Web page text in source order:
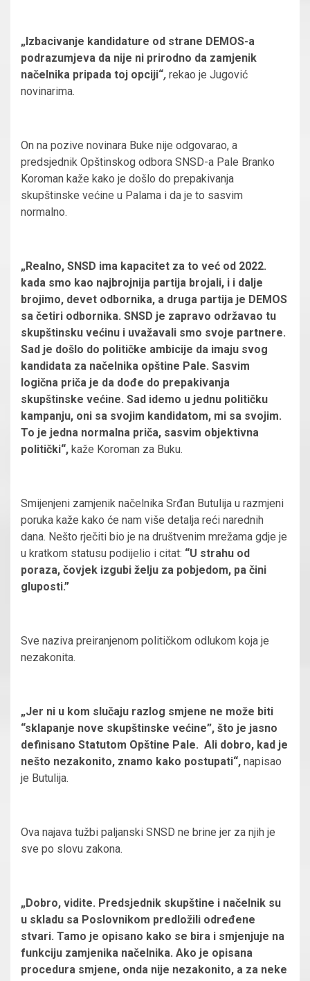
„Izbacivanje kandidature od strane DEMOS-a
podrazumjeva da nije ni prirodno da zamjenik
načelnika pripada toj opciji“, rekao je Jugović
novinarima.
On na pozive novinara Buke nije odgovarao, a
predsjednik Opštinskog odbora SNSD-a Pale Branko
Koroman kaže kako je došlo do prepakivanja
skupštinske većine u Palama i da je to sasvim
normalno.
„Realno, SNSD ima kapacitet za to već od 2022.
kada smo kao najbrojnija partija brojali, i i dalje
brojimo, devet odbornika, a druga partija je DEMOS
sa četiri odbornika. SNSD je zapravo održavao tu
skupštinsku većinu i uvažavali smo svoje partnere.
Sad je došlo do političke ambicije da imaju svog
kandidata za načelnika opštine Pale. Sasvim
logična priča je da dođe do prepakivanja
skupštinske većine. Sad idemo u jednu političku
kampanju, oni sa svojim kandidatom, mi sa svojim.
To je jedna normalna priča, sasvim objektivna
politički“, kaže Koroman za Buku.
Smijenjeni zamjenik načelnika Srđan Butulija u razmjeni
poruka kaže kako će nam više detalja reći narednih
dana. Nešto rječiti bio je na društvenim mrežama gdje je
u kratkom statusu podijelio i citat: “U strahu od
poraza, čovjek izgubi želju za pobjedom, pa čini
gluposti.”
Sve naziva preiranjenom političkom odlukom koja je
nezakonita.
„Jer ni u kom slučaju razlog smjene ne može biti
“sklapanje nove skupštinske većine”, što je jasno
definisano Statutom Opštine Pale. Ali dobro, kad je
nešto nezakonito, znamo kako postupati“, napisao
je Butulija.
Ova najava tužbi paljanski SNSD ne brine jer za njih je
sve po slovu zakona.
„Dobro, vidite. Predsjednik skupštine i načelnik su
u skladu sa Poslovnikom predložili određene
stvari. Tamo je opisano kako se bira i smjenjuje na
funkciju zamjenika načelnika. Ako je opisana
procedura smjene, onda nije nezakonito, a za neke